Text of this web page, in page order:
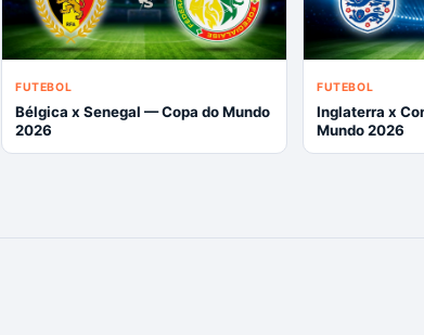
FUTEBOL
Bélgica x Senegal — Copa do Mundo
2026
FUTEBOL
Inglaterra x
Mundo 2026